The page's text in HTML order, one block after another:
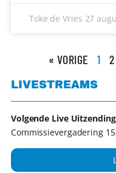
Toke de Vries 27
« VORIGE 1 2
LIVESTREAMS
Volgende Live
Commissievergadering